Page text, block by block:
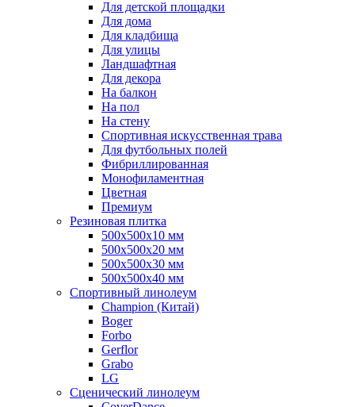
Для детской площадки
Для дома
Для кладбища
Для улицы
Ландшафтная
Для декора
На балкон
На пол
На стену
Спортивная искусственная трава
Для футбольных полей
Фибриллированная
Монофиламентная
Цветная
Премиум
Резиновая плитка
500х500х10 мм
500х500х20 мм
500х500х30 мм
500х500х40 мм
Спортивный линолеум
Champion (Китай)
Boger
Forbo
Gerflor
Grabo
LG
Сценический линолеум